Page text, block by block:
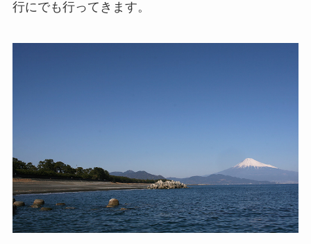
行にでも行ってきます。